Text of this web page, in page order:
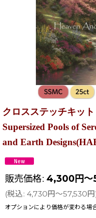
クロスステッチキッ
Supersized Pools of
and Earth
販売価格: 4,300 円
(税込: 4,730円 ～57,530円
オプションにより価格が変わる場